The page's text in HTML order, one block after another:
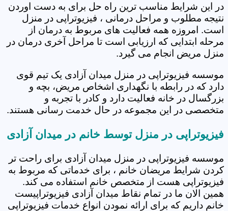
در این شرایط مناسب ترین راه حل برای به دست اوردن
نتیجه مطلوب و مراحل درمانی ، فیزیوتراپی در منزل
است. امروزه همه فعالیت های مربوط به درمان از
مرحله ابتدایی که ارزیابی است تا مراحل آخری درمان در
منزل مریض انجام می گیرد.
موسسه فیزیوتراپی در منزل میدان آزادی یک تیم قوی
دارد که در رابطه با نگهداری اشخاص مریض، بچه و
بزرگسال در خانه فعالیت دارد و کادر با تجربه و
متخصصی در این مجموعه در حال خدمت رسانی هستند.
فیزیوتراپی در منزل توسط خانم در میدان آزادی
موسسه فیزیوتراپی در منزل میدان آزادی برای راحت تر
کردن شرایط مریضان خانم ، برای خدماتی که مربوط به
فیزیوتراپی هست از متخصص خانم استفاده می کند.
همین الان ما در تمام نقاط میدان آزادی فیزیوتراپیست
خانم داریم که برای ارائه نمودن انواع خدمات فیزیوتراپی